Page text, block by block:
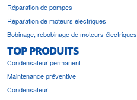
Réparation de pompes
Réparation de moteurs électriques
Bobinage, rebobinage de moteurs électriques
TOP PRODUITS
Condensateur permanent
Maintenance préventive
Condensateur